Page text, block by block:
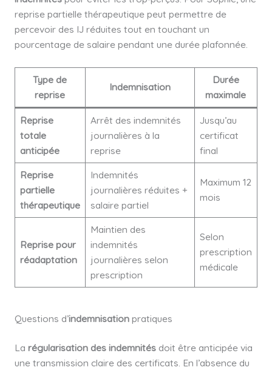
reprise partielle thérapeutique peut permettre de
percevoir des IJ réduites tout en touchant un
pourcentage de salaire pendant une durée plafonnée.
Type de
reprise
Indemnisation
Durée
maximale
Reprise
totale
anticipée
Arrêt des indemnités
journalières à la
reprise
Jusqu’au
certificat
final
Reprise
partielle
thérapeutique
Indemnités
journalières réduites +
salaire partiel
Maximum 12
mois
Reprise pour
réadaptation
Maintien des
indemnités
journalières selon
prescription
Selon
prescription
médicale
Questions d’indemnisationpratiques
La régularisation des indemnitésdoit être anticipée via
une transmission claire des certificats. En l’absence du